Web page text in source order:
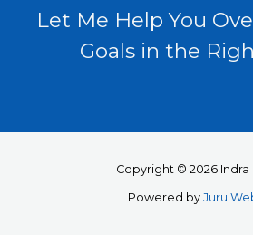
Let Me Help You
Goals in the
Copyright © 2026 Indra
Powered by